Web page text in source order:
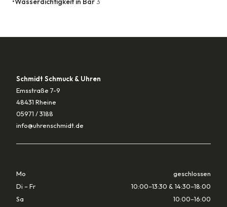
Schmidt Schmuck & Uhren
Emsstraße 7-9
48431 Rheine
05971 / 3188
info@uhrenschmidt.de
Mo
geschlossen
Di – Fr
10:00–13:30 & 14:30–18:00
Sa
10:00–16:00